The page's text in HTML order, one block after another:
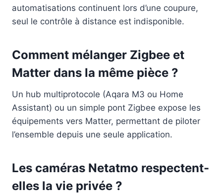
automatisations continuent lors d’une coupure,
seul le contrôle à distance est indisponible.
Comment mélanger Zigbee et
Matter dans la même pièce ?
Un hub multiprotocole (Aqara M3 ou Home
Assistant) ou un simple pont Zigbee expose les
équipements vers Matter, permettant de piloter
l’ensemble depuis une seule application.
Les caméras Netatmo respectent-
elles la vie privée ?